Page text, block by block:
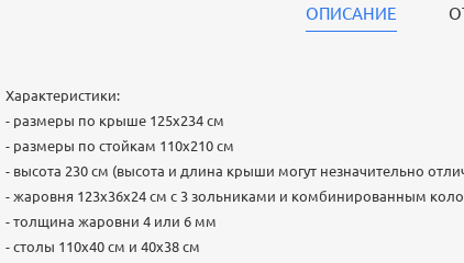
ОПИСАНИЕ
Характеристики:
- размеры по крыше 125х234 см
- размеры по стойкам 110х210 см
- высота 230 см (высота и длина крыши могут незначительно
- жаровня 123х36х24 см с 3 зольниками и комбинированным
- толщина жаровни 4 или 6 мм
- столы 110х40 см и 40х38 см